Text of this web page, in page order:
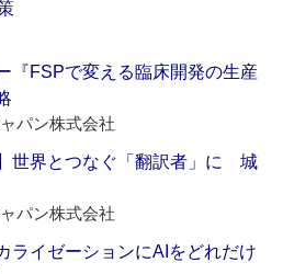
『FSPで変える臨床開発の生産
パン株式会社
世界とつなぐ「翻訳者」に 城
パン株式会社
ライゼーションにAIをどれだけ